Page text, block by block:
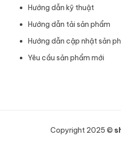
Hướng dẫn kỹ thuật
Hướng dẫn tải sản phẩm
Hướng dẫn cập nhật sản
Yêu cầu sản phẩm mới
Copyright 2025 ©